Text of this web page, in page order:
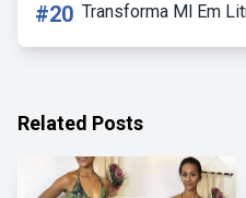
#20 Transforma Ml Em
Related Posts